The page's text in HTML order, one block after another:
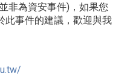
非為資安事件)， 如果您
事件的建議， 歡迎與我